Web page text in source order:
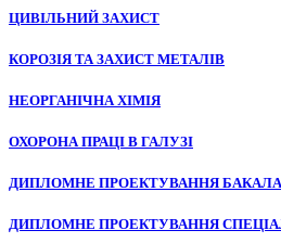
ЦИВІЛЬНИЙ ЗАХИСТ
КОРОЗІЯ ТА ЗАХИСТ МЕТАЛІВ
НЕОРГАНІЧНА ХІМІЯ
ОХОРОНА ПРАЦІ В ГАЛУЗІ
ДИПЛОМНЕ ПРОЕКТУВАННЯ
ДИПЛОМНЕ ПРОЕКТУВАННЯ